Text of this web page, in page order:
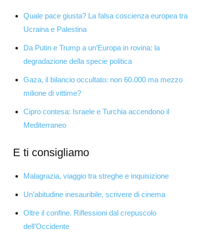
Quale pace giusta? La falsa coscienza europea tra
Ucraina e Palestina
Da Putin e Trump a un’Europa in rovina: la
degradazione della specie politica
Gaza, il bilancio occultato: non 60.000 ma mezzo
milione di vittime?
Cipro contesa: Israele e Turchia accendono il
Mediterraneo
E ti consigliamo
Malagrazia, viaggio tra streghe e inquisizione
Un’abitudine inesauribile, scrivere di cinema
Oltre il confine. Riflessioni dal crepuscolo
dell’Occidente